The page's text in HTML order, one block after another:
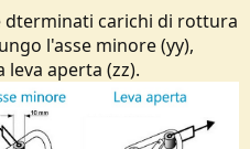
dterminati carichi di rottura
l'asse minore (yy),
aperta (zz).